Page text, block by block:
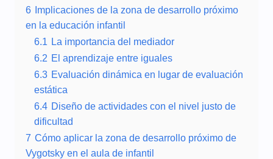
6 Implicaciones de la zona de desarrollo próximo
en la educación infantil
6.1 La importancia del mediador
6.2 El aprendizaje entre iguales
6.3 Evaluación dinámica en lugar de evaluación
estática
6.4 Diseño de actividades con el nivel justo de
dificultad
7 Cómo aplicar la zona de desarrollo próximo de
Vygotsky en el aula de infantil